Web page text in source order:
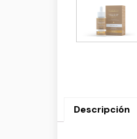
Descripción